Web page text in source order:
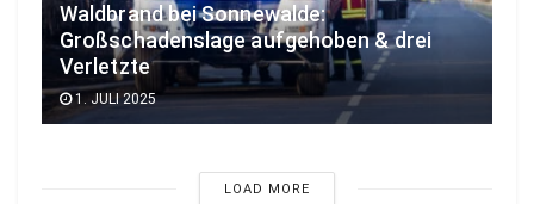
Waldbrand bei Sonnewalde:
Großschadenslage aufgehoben & drei
Verletzte
1. JULI 2025
LOAD MORE